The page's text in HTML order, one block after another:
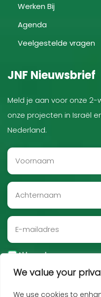
We value your
We use cookies to
Werken Bij
Agenda
Veelgestelde vragen
JNF Nieuwsbrief
Meld je aan voor onze 2-
onze projecten in Israël
Nederland.
Akkoord